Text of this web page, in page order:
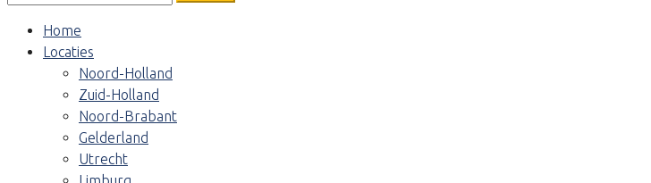
Home
Locaties
Noord-Holland
Zuid-Holland
Noord-Brabant
Gelderland
Utrecht